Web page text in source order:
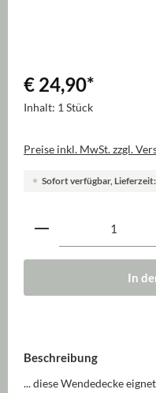
€ 24,90*
Inhalt: 1 Stück
Preise inkl. MwSt. zzgl.
Sofort verfügbar, Lieferzeit:
Produkt Anzahl:
In
Beschreibung
... diese Wendedecke